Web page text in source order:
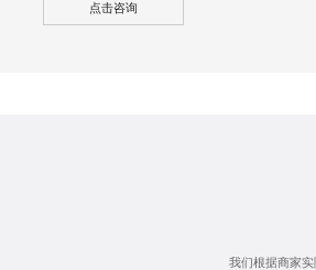
点击咨询
我们根据商家